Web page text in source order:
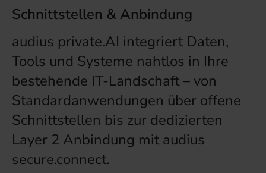
Schnittstellen & Anbindung
audius private.AI integriert Daten,
Tools und Systeme nahtlos in Ihre
bestehende IT-Landschaft – von
Standardanwendungen über offene
Schnittstellen bis zur dedizierten
Layer 2 Anbindung mit audius
secure.connect.